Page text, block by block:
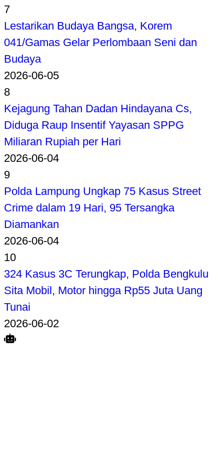
7
Lestarikan Budaya Bangsa, Korem
041/Gamas Gelar Perlombaan Seni dan
Budaya
2026-06-05
8
Kejagung Tahan Dadan Hindayana Cs,
Diduga Raup Insentif Yayasan SPPG
Miliaran Rupiah per Hari
2026-06-04
9
Polda Lampung Ungkap 75 Kasus Street
Crime dalam 19 Hari, 95 Tersangka
Diamankan
2026-06-04
10
324 Kasus 3C Terungkap, Polda Bengkulu
Sita Mobil, Motor hingga Rp55 Juta Uang
Tunai
2026-06-02